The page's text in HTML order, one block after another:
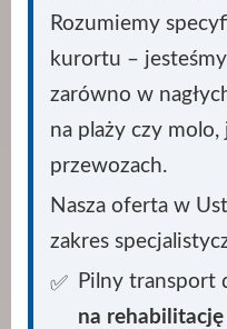
Rozumiemy
kurortu –
zarówno w
na plaży czy
przewozach.
Nasza oferta w
zakres
Pilny transport
na rehabilitację